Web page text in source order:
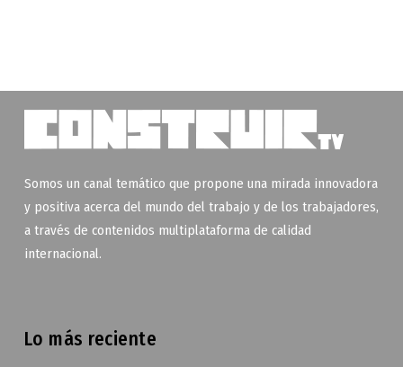
Somos un canal temático que propone una mirada innovadora
y positiva acerca del mundo del trabajo y de los trabajadores,
a través de contenidos multiplataforma de calidad
internacional.
Lo más reciente